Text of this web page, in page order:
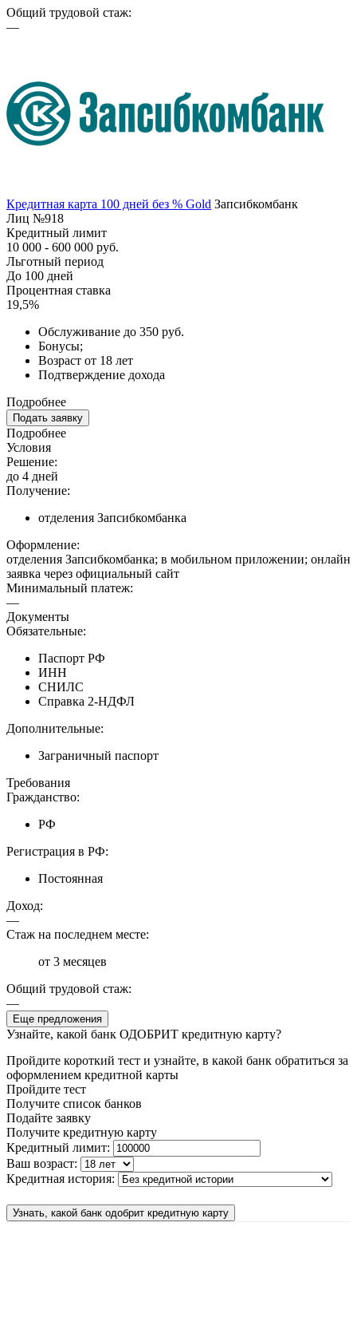
Общий трудовой стаж:
—
Кредитная карта 100 дней без % Gold Запсибкомбанк
Лиц №918
Кредитный лимит
10 000 - 600 000 руб.
Льготный период
До 100 дней
Процентная ставка
19,5%
Обслуживание до 350 руб.
Бонусы;
Возраст от 18 лет
Подтверждение дохода
Подробнее
Подать заявку
Подробнее
Условия
Решение:
до 4 дней
Получение:
отделения Запсибкомбанка
Оформление:
отделения Запсибкомбанка; в мобильном приложении; онлайн
заявка через официальный сайт
Минимальный платеж:
—
Документы
Обязательные:
Паспорт РФ
ИНН
СНИЛС
Справка 2-НДФЛ
Дополнительные:
Заграничный паспорт
Требования
Гражданство:
РФ
Регистрация в РФ:
Постоянная
Доход:
—
Стаж на последнем месте:
от 3 месяцев
Общий трудовой стаж:
—
Еще предложения
Узнайте, какой банк ОДОБРИТ кредитную карту?
Пройдите короткий тест и узнайте, в какой банк обратиться за
оформлением кредитной карты
Пройдите тест
Получите список банков
Подайте заявку
Получите кредитную карту
Кредитный лимит:
Ваш возраст:
Кредитная история:
Узнать, какой банк одобрит кредитную карту